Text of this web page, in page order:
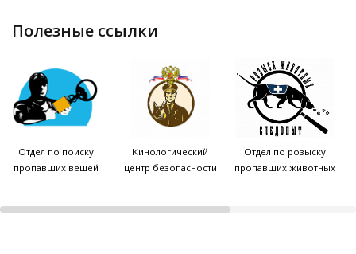
полезные ссылки
Отдел по поиску
пропавших вещей
Кинологический
центр безопасности
Отдел по розыску
пропавших животных